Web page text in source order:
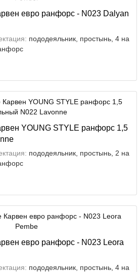
евро ранфорс - N023 Dalyan
пододеяльник, простынь, 4 на
YOUNG STYLE ранфорс 1,5
пододеяльник, простынь, 2 на
евро ранфорс - N023 Leora
пододеяльник, простынь, 4 на